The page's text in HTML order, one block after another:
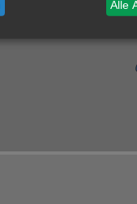
Alle